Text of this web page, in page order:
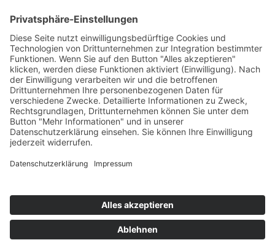
9:00 – 12:00 Uhr
14:00 - 16:00 Uhr
Oder nach Vereinbarung
Häufig besucht
Impressum
Datenschutz
Cookie-Einstellungen
Termin vereinbaren